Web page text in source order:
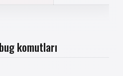
komutları